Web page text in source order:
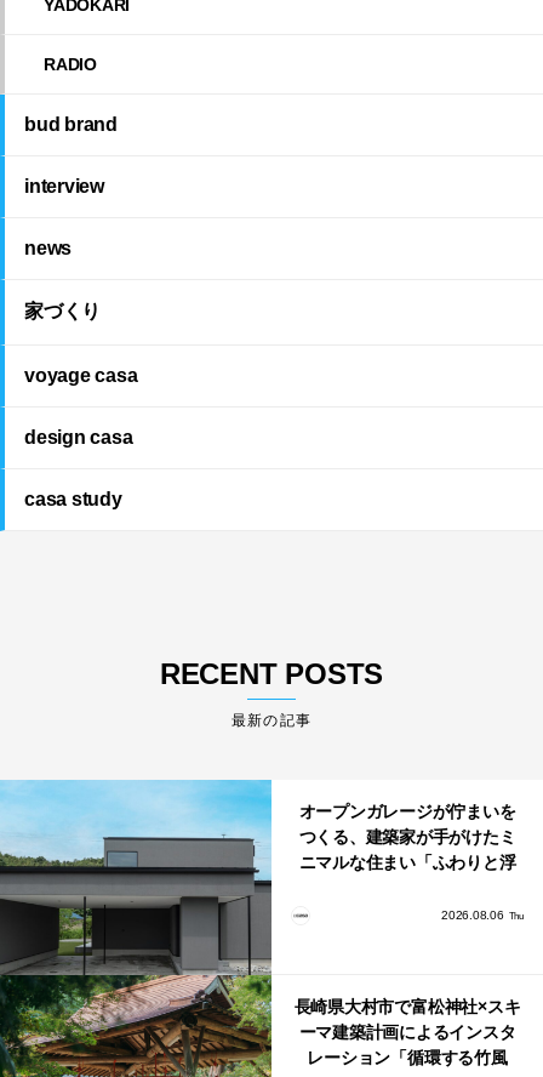
YADOKARI
RADIO
bud brand
interview
news
家づくり
voyage casa
design casa
casa study
RECENT POSTS
最新の記事
オープンガレージが佇まいを
つくる、建築家が手がけたミ
ニマルな住まい「ふわりと浮
2026.08.06 Thu
長崎県大村市で富松神社×スキ
ーマ建築計画によるインスタ
レーション「循環する竹風